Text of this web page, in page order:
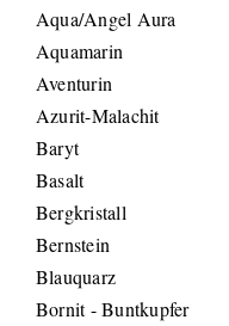
Aqua/Angel Aura
Aquamarin
Aventurin
Azurit-Malachit
Baryt
Basalt
Bergkristall
Bernstein
Blauquarz
Bornit - Buntkupfer